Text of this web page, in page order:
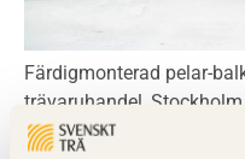
Färdigmonterad pelar-
trävaruhandel, Stockholm.